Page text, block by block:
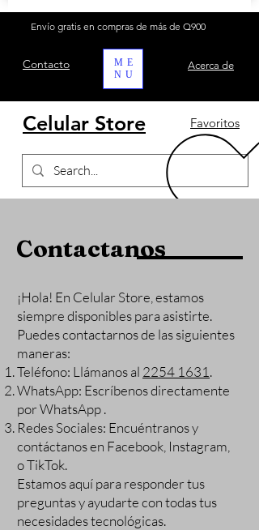
Envío gratis en compras de más de Q900
Contacto
ME
NU
Acerca de
Celular Store Favoritos
Contactanos
¡Hola! En Celular Store, estamos
siempre disponibles para asistirte.
Puedes contactarnos de las siguientes
maneras:
Teléfono: Llámanos al 2254 1631.
WhatsApp: Escríbenos directamente
por WhatsApp .
Redes Sociales: Encuéntranos y
contáctanos en Facebook, Instagram,
o TikTok.
Estamos aquí para responder tus
preguntas y ayudarte con todas tus
necesidades tecnológicas.